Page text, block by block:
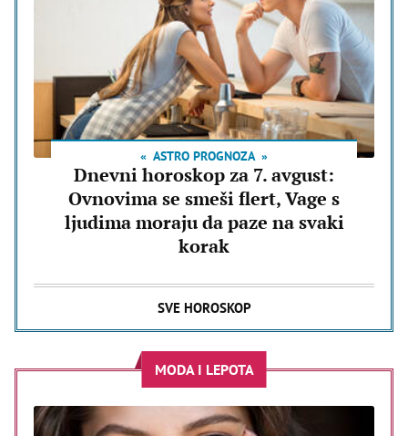
ASTRO PROGNOZA
Dnevni horoskop za 7. avgust:
Ovnovima se smeši flert, Vage s
ljudima moraju da paze na svaki
korak
SVE HOROSKOP
MODA I LEPOTA